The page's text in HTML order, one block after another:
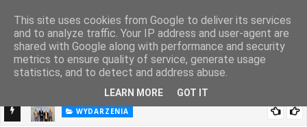
WYDARZENIA
This site uses cookies from Google to deliver its services
and to analyze traffic. Your IP address and user-agent are
shared with Google along with performance and security
metrics to ensure quality of service, generate usage
statistics, and to detect and address abuse.
LEARN MORE GOT IT